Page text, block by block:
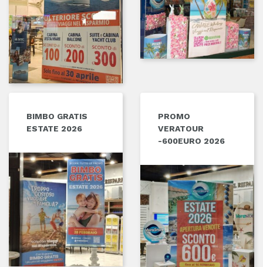
BIMBO GRATIS
ESTATE 2026
PROMO
VERATOUR
-600EURO 2026